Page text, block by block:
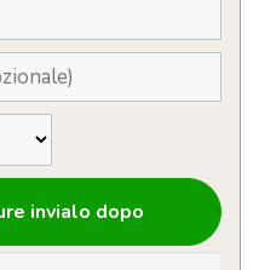
invialo dopo